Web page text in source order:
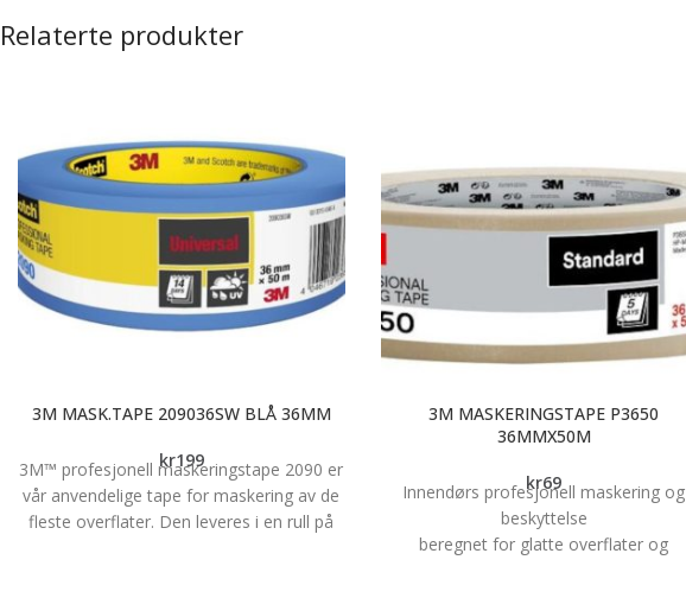
Relaterte produkter
3M MASK.TAPE 209036SW BLÅ 36MM
kr199
3M™ profesjonell maskeringstape 2090 er
vår anvendelige tape for maskering av de
fleste overflater. Den leveres i en rull på
3M MASKERINGSTAPE P3650
36MMX50M
kr69
Innendørs profesjonell maskering og
beskyttelse
beregnet for glatte overflater og